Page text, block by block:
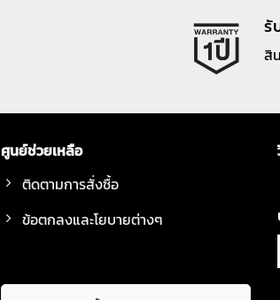
รั
สิ
ศูนย์ช่วยเหลือ
ติดตามการสั่งซื้อ
ข้อตกลงและโยบายต่างๆ